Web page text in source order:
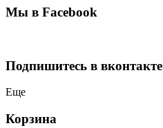
Мы в Facebook
Подпишитесь в вконтакте
Еще
Корзина